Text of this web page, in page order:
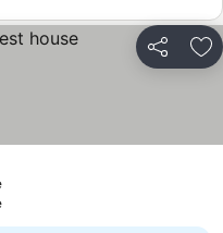
Partager
Consulter les prix